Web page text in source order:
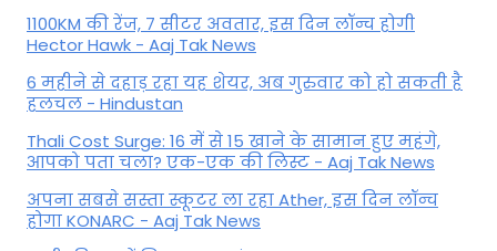
1100KM की रेंज, 7 सीटर अवतार, इस दिन लॉन्च होगी
Hector Hawk - Aaj Tak News
6 महीने से दहाड़ रहा यह शेयर, अब गुरुवार को हो सकती है
हलचल - Hindustan
Thali Cost Surge: 16 में से 15 खाने के सामान हुए महंगे,
आपको पता चला? एक-एक की लिस्ट - Aaj Tak News
अपना सबसे सस्ता स्कूटर ला रहा Ather, इस दिन लॉन्च
होगा KONARC - Aaj Tak News